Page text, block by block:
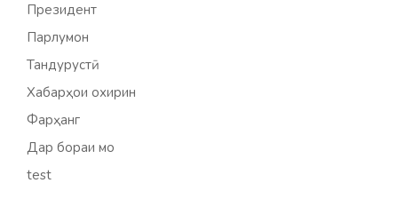
Президент
Парлумон
Тандурустӣ
Хабарҳои охирин
Фарҳанг
Дар бораи мо
test